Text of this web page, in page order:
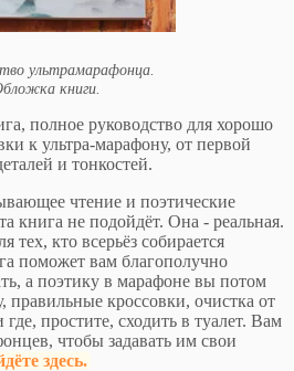
ультрамарафонца.
книги.
полное руководство для хорошо
к ультра-марафону, от первой
и тонкостей.
чтение и поэтические
книга не подойдёт. Она - реальная.
тех, кто всерьёз собирается
поможет вам благополучно
а поэтику в марафоне вы потом
правильные кроссовки, очистка от
где, простите, сходить в туалет. Вам
чтобы задавать им свои
здесь.